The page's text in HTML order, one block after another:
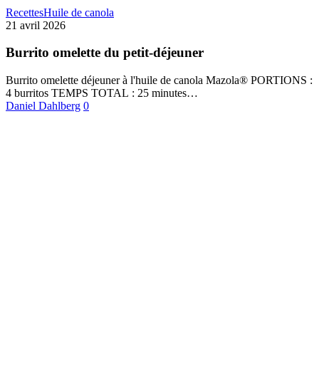
RecettesHuile de canola
21 avril 2026
Burrito omelette du petit-déjeuner
Burrito omelette déjeuner à l'huile de canola Mazola® PORTIONS :
4 burritos TEMPS TOTAL : 25 minutes…
Daniel Dahlberg 0